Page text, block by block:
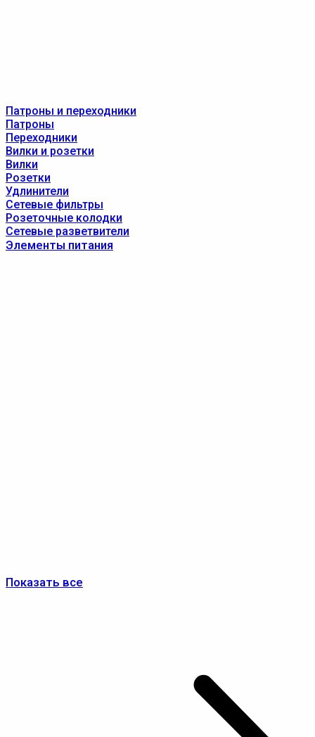
Патроны и переходники
Патроны
Переходники
Вилки и розетки
Вилки
Розетки
Удлинители
Сетевые фильтры
Розеточные колодки
Сетевые разветвители
Элементы питания
Показать все